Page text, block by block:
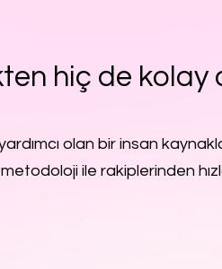
hiç de kolay
olan bir insan
ile rakiplerinden